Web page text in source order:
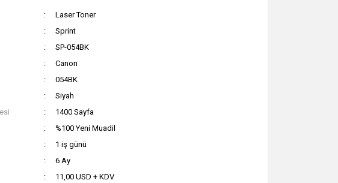
Laser Toner
Sprint
SP-054BK
Canon
054BK
Siyah
1400 Sayfa
%100 Yeni Muadil
1 iş günü
6 Ay
11,00 USD + KDV